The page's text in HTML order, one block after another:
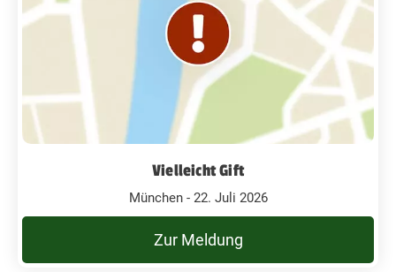
Vielleicht Gift
München - 22. Juli 2026
Zur Meldung